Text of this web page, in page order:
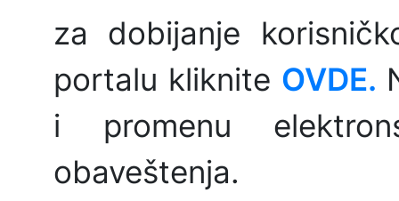
za dobijanje
portalu kliknite OVDE.
i promenu
obaveštenja.